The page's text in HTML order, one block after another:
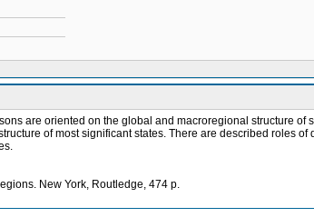
are oriented on the global and macroregional structure
of most significant states. There are described roles
New York, Routledge, 474 p.